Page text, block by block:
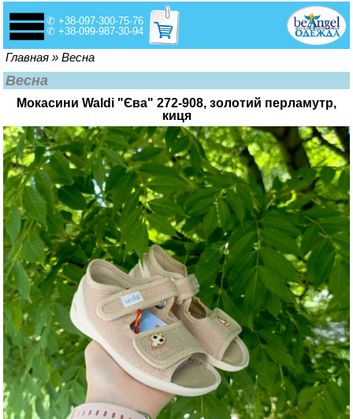
✆ +38-097-300-75-76
✆ +38-099-987-30-94
Вы здесь
Главная » Весна
Весна
Мокасини Waldi "Єва" 272-908, золотий перламутр,
киця